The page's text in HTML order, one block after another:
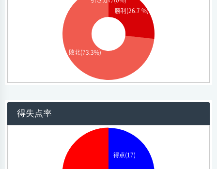
勝利(26.7 %)
敗北(73.3%)
得失点率
得点(17)